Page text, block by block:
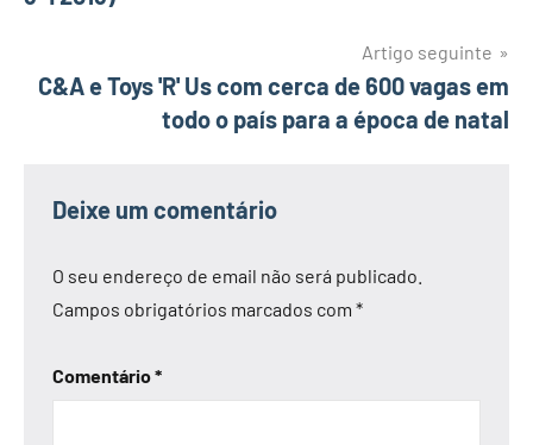
Artigo seguinte
C&A e Toys 'R' Us com cerca de 600 vagas em
todo o país para a época de natal
Deixe um comentário
O seu endereço de email não será publicado.
Campos obrigatórios marcados com *
Comentário*